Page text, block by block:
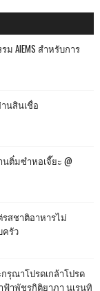
AIEMS สำหรับการ
นสินเชื่อ
ติ๋มซำหอเจี๊ยะ @
สชาติอาหารไม่
ครัว
รุณาโปรดเกล้าโปรด
ฟ้าพัชรกิติยาภา นเรนทิ